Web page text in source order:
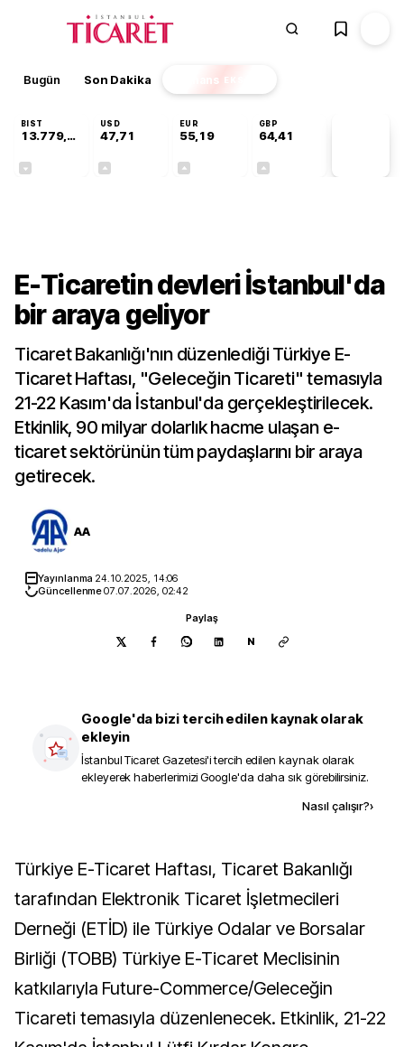
Bugün Son Dakika Finans EKSTRA
BIST
13.779,39
USD
47,71
EUR
55,19
GBP
64,41
E-Ticaretin devleri İstanbul'da
bir araya geliyor
Ticaret Bakanlığı'nın düzenlediği Türkiye E-
Ticaret Haftası, "Geleceğin Ticareti" temasıyla
21-22 Kasım'da İstanbul'da gerçekleştirilecek.
Etkinlik, 90 milyar dolarlık hacme ulaşan e-
ticaret sektörünün tüm paydaşlarını bir araya
getirecek.
AA
Yayınlanma 24.10.2025, 14:06
Güncellenme07.07.2026, 02:42
Paylaş
N
Google'da bizi tercih edilen kaynak olarak
ekleyin
İstanbul Ticaret Gazetesi'i tercih edilen kaynak olarak
ekleyerek haberlerimizi Google'da daha sık görebilirsiniz.
Nasıl çalışır?›
Türkiye E-Ticaret Haftası, Ticaret Bakanlığı
tarafından Elektronik Ticaret İşletmecileri
Derneği (ETİD) ile Türkiye Odalar ve Borsalar
Birliği (TOBB) Türkiye E-Ticaret Meclisinin
katkılarıyla Future-Commerce/Geleceğin
Ticareti temasıyla düzenlenecek. Etkinlik, 21-22